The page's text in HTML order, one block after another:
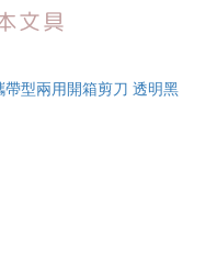
文具